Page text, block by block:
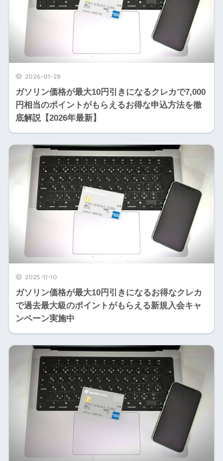
2026-01-28
ガソリン価格が最大10円引きになるクレカで7,000
円相当のポイントがもらえるお得な申込方法を徹
底解説【2026年最新】
2025-11-10
ガソリン価格が最大10円引きになるお得なクレカ
で過去最大級のポイントがもらえる新規入会キャ
ンペーン実施中